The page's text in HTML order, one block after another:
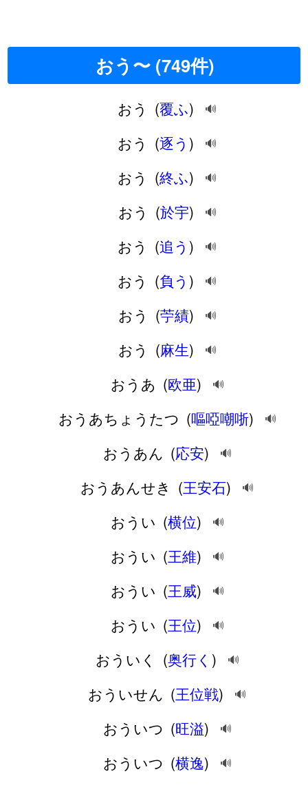
おう〜 (749件)
おう (覆ふ) 🔊
おう (逐う ) 🔊
おう (終ふ) 🔊
おう (於宇) 🔊
おう (追う ) 🔊
おう (負う ) 🔊
おう (苧績) 🔊
おう (麻生) 🔊
おうあ (欧亜) 🔊
おうあちょうたつ (嘔啞嘲哳) 🔊
おうあん (応安) 🔊
おうあんせき (王安石) 🔊
おうい (横位) 🔊
おうい (王維) 🔊
おうい (王威) 🔊
おうい (王位) 🔊
おういく (奥行く ) 🔊
おういせん (王位戦) 🔊
おういつ (旺溢) 🔊
おういつ (横逸) 🔊